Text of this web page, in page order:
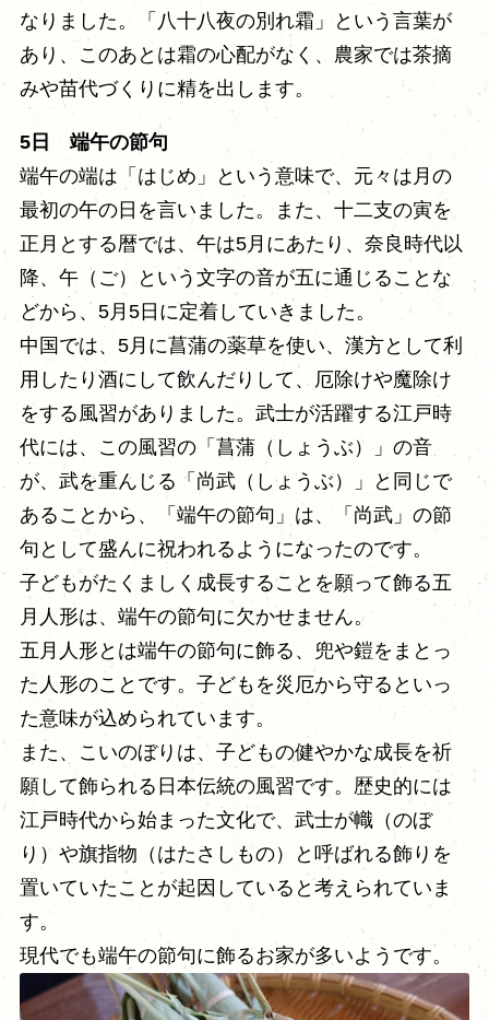
なりました。「八十八夜の別れ霜」という言葉が
あり、このあとは霜の心配がなく、農家では茶摘
みや苗代づくりに精を出します。
5日 端午の節句
端午の端は「はじめ」という意味で、元々は月の
最初の午の日を言いました。また、十二支の寅を
正月とする暦では、午は5月にあたり、奈良時代以
降、午（ご）という文字の音が五に通じることな
どから、5月5日に定着していきました。
中国では、5月に菖蒲の薬草を使い、漢方として利
用したり酒にして飲んだりして、厄除けや魔除け
をする風習がありました。武士が活躍する江戸時
代には、この風習の「菖蒲（しょうぶ）」の音
が、武を重んじる「尚武（しょうぶ）」と同じで
あることから、「端午の節句」は、「尚武」の節
句として盛んに祝われるようになったのです。
子どもがたくましく成長することを願って飾る五
月人形は、端午の節句に欠かせません。
五月人形とは端午の節句に飾る、兜や鎧をまとっ
た人形のことです。子どもを災厄から守るといっ
た意味が込められています。
また、こいのぼりは、子どもの健やかな成長を祈
願して飾られる日本伝統の風習です。歴史的には
江戸時代から始まった文化で、武士が幟（のぼ
り）や旗指物（はたさしもの）と呼ばれる飾りを
置いていたことが起因していると考えられていま
す。
現代でも端午の節句に飾るお家が多いようです。